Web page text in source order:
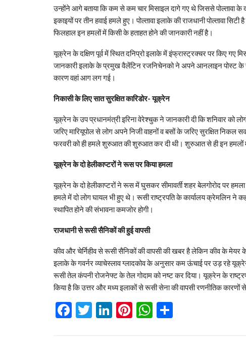
उन्होंने आगे बताया कि कम से कम चार मिसाइल दागे गए थे जिससे पोल्तावा
इकाइयों पर तीन हवाई हमले हुए। पोल्तावा इलाके की राजधानी पोल्तावा
फिलहाल इन हमलों में किसी के हताहत होने की जानकारी नहीं है।
यूक्रेन के दक्षिण पूर्व में स्थित दनिप्रो इलाके में इंफ्रास्ट्रक्चर पर किए गए
जानकारी इलाके के प्रमुख वैलेंटिन रजनिचेनको ने अपने आनलाइन पोस्ट के
कारण वहां आग लग गई।
निकासी के लिए सात सुरक्षित कारिडोर- यूक्रेन
यूक्रेन के उप प्रधानमंत्री इरिना वेरेश्चुक ने जानकारी दी कि शनिवार को
जरिए मारियूपोल से लोग अपने निजी वाहनों व बसों के जरिए सुरक्षित
फरवरी को ही हमले शुरुआत की शुरुआत कर दी थी। शुरुआत से ही इन हमलों में
यूक्रेन के दो हेलीकाप्टरों ने रूस पर किया हमला
यूक्रेन के दो हेलीकाप्टरों ने रूस में घुसकर सीमावर्ती शहर बेलगोरोद पर
हमले में दो लोग घायल भी हुए थे। रूसी राष्ट्रपति के कार्यालय क्रेमलिन ने
स्थापित होने की संभावना कमजोर होगी।
राजधानी से रूसी सैनिकों की हुई वापसी
कीव और चेर्निहीव से रूसी सैनिकों की वापसी की खबर है लेकिन कीव के मेयर
इलाके के गवर्नर व्याचेस्लाव ग्लादकोव के अनुसार कम ऊंचाई पर उड़ रहे
रूसी तेल कंपनी रोजनेफ्ट के तेल गोदाम को नष्ट कर दिया। यूक्रेन के
किया है कि उत्तर और मध्य इलाकों से रूसी सेना की वापसी रणनीतिक कारणों से
Facebook
Twitter
LinkedIn
Pinterest
WhatsApp